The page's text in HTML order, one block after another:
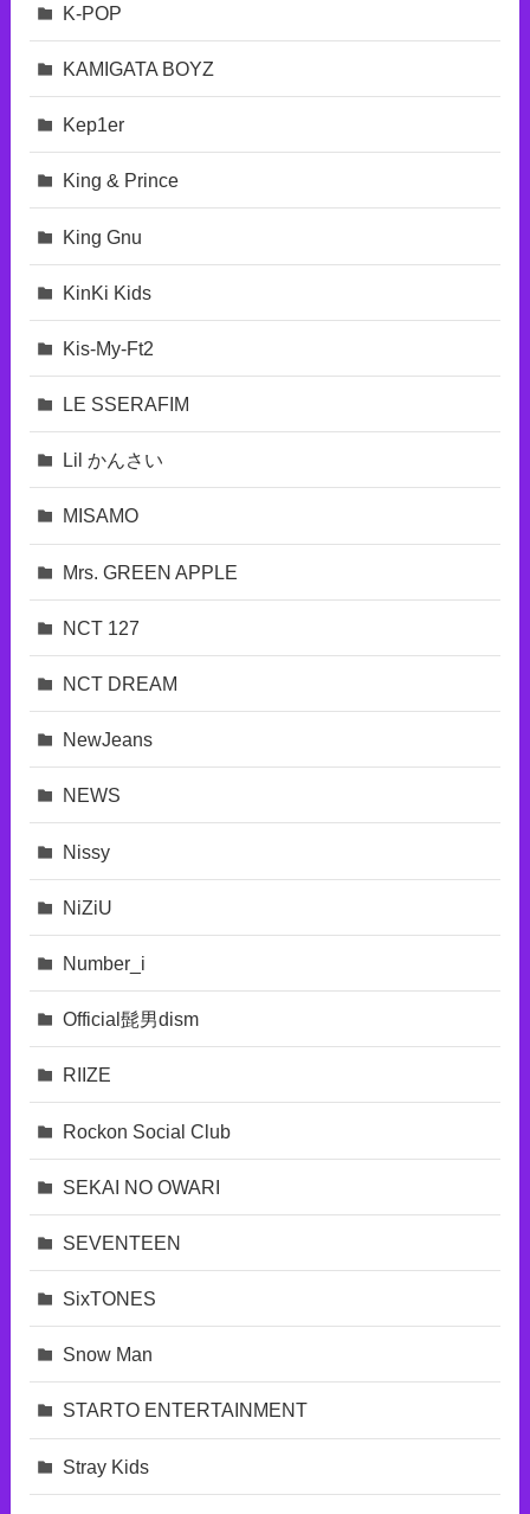
K-POP
KAMIGATA BOYZ
Kep1er
King & Prince
King Gnu
KinKi Kids
Kis-My-Ft2
LE SSERAFIM
Lil かんさい
MISAMO
Mrs. GREEN APPLE
NCT 127
NCT DREAM
NewJeans
NEWS
Nissy
NiZiU
Number_i
Official髭男dism
RIIZE
Rockon Social Club
SEKAI NO OWARI
SEVENTEEN
SixTONES
Snow Man
STARTO ENTERTAINMENT
Stray Kids